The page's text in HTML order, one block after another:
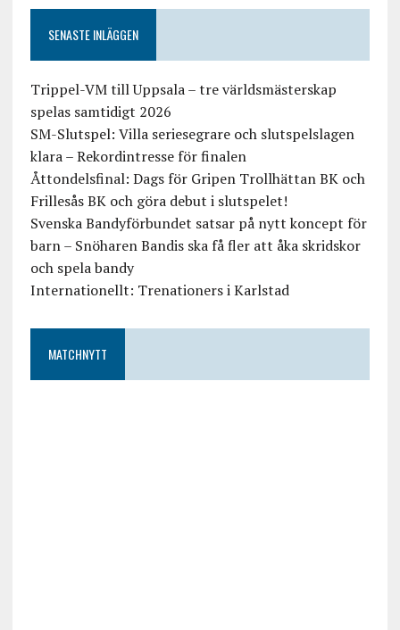
SENASTE INLÄGGEN
Trippel-VM till Uppsala – tre världsmästerskap
spelas samtidigt 2026
SM-Slutspel: Villa seriesegrare och slutspelslagen
klara – Rekordintresse för finalen
Åttondelsfinal: Dags för Gripen Trollhättan BK och
Frillesås BK och göra debut i slutspelet!
Svenska Bandyförbundet satsar på nytt koncept för
barn – Snöharen Bandis ska få fler att åka skridskor
och spela bandy
Internationellt: Trenationers i Karlstad
MATCHNYTT